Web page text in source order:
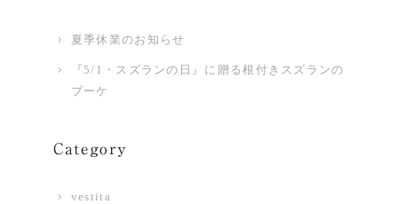
夏季休業のお知らせ
『5/1・スズランの日』に贈る根付きスズランの
ブーケ
Category
vestita